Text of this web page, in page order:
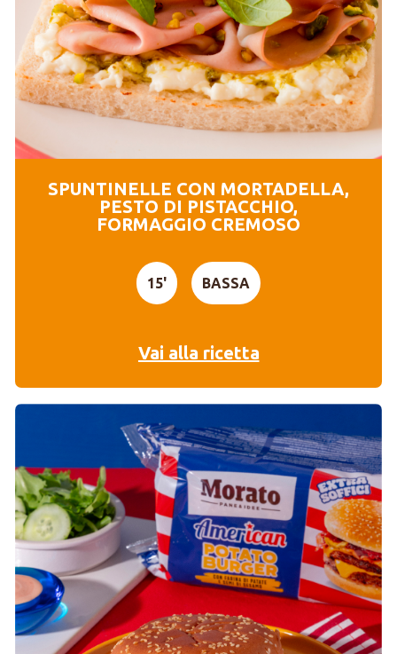
SPUNTINELLE CON MORTADELLA,
PESTO DI PISTACCHIO,
FORMAGGIO CREMOSO
15' BASSA
Vai alla ricetta